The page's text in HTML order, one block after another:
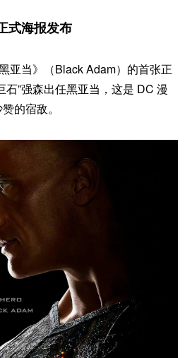
式海报发布
亚当》（Black Adam）的首张正
石”强森出任黑亚当，这是 DC 漫
的宿敌。